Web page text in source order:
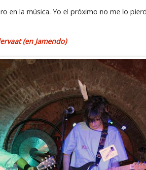
en la música. Yo el próximo no me lo
(en Jamendo)